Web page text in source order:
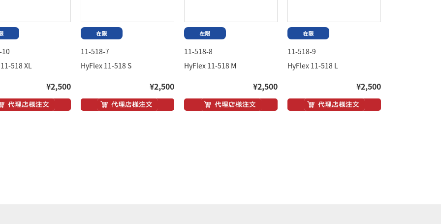
518 XL
¥2,500
11-518-7
HyFlex 11-518 S
¥2,500
11-518-8
HyFlex 11-518 M
¥2,500
11-518-9
HyFlex 11-518 L
¥2,500